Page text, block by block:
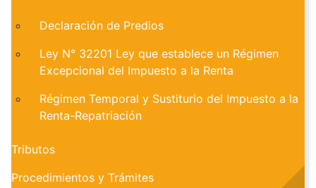
Declaración de Predios
Ley N° 32201 Ley que establece un Régimen
Excepcional del Impuesto a la Renta
Régimen Temporal y Sustiturio del Impuesto a la
Renta-Repatriación
Tributos
Procedimientos y Trámites